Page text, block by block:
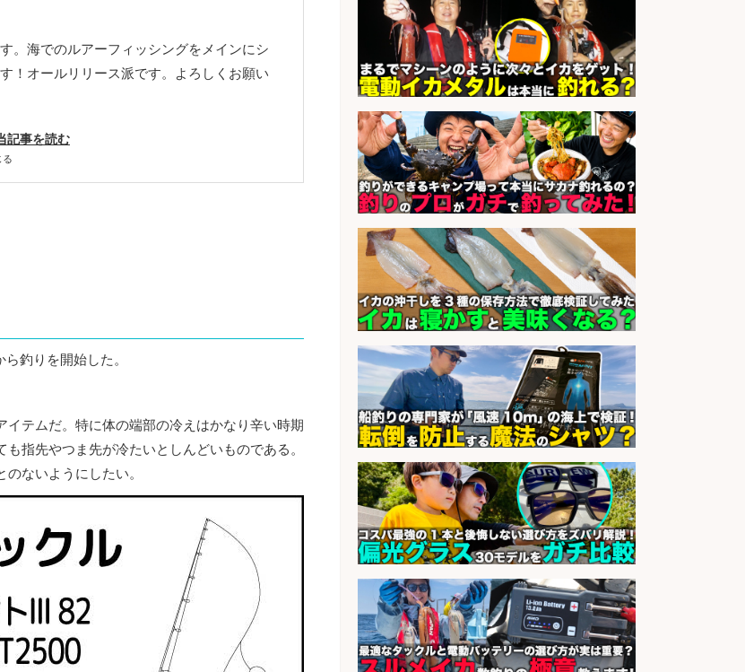
。海でのルアーフィッシングをメインにシ
！オールリリース派です。よろしくお願い
記事を読む
る
釣りを開始した。
テムだ。特に体の端部の冷えはかなり辛い時期
指先やつま先が冷たいとしんどいものである。
ないようにしたい。
長候補/ライブ感が満載!魚の価値を
上げ、食とエンタメで地域を元気に!
店長候補募集
会社名
魚と肴 いとおかし 魚と肴 いとお
かし
sponsored by 求人ボックス
和食, 日本料理・懐石料理/店長・店
長候補/旬と手作りにこだわる!さか
なの価値を上げ、地域を元気に!店長
候補募集
会社名 博多 華吉 博多 華吉
sponsored by 求人ボックス
営業事務/「大津市」釣り具メーカ
ーの物流事務・営業アシスタント/
小野駅から徒歩6分/「時給1,300
円」/大型連休あり×残業なし×土日
祝休み/滋賀県
会社名 株式会社ホットスタッフ滋賀
sponsored by 求人ボックス
自転車・釣り具部品の製造機械オペ
レーター・測定など/工場/製造
会社名 UTグループ株式会社
sponsored by 求人ボックス
営業事務/「大津市」「時給1,300